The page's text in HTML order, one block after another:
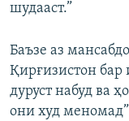
шудааст.”
Баъзе аз
Қирғизистон бар
дуруст набуд ва
они худ